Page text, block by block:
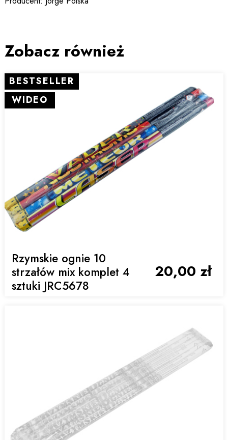
Zobacz również
Rzymskie ognie 10
strzałów mix komplet 4
sztuki JRC5678
20,00 zł
BESTSELLER
WIDEO